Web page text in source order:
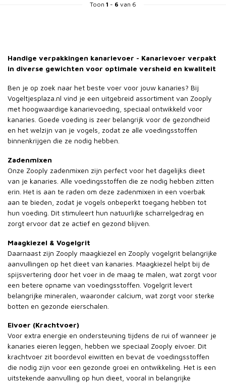
Toon 1 - 6 van 6
Handige verpakkingen kanarievoer - Kanarievoer verpakt
in diverse gewichten voor optimale versheid en kwaliteit
Ben je op zoek naar het beste voer voor jouw kanaries? Bij
Vogeltjesplaza.nl vind je een uitgebreid assortiment van Zooply
met hoogwaardige kanarievoeding, speciaal ontwikkeld voor
kanaries. Goede voeding is zeer belangrijk voor de gezondheid
en het welzijn van je vogels, zodat ze alle voedingsstoffen
binnenkrijgen die ze nodig hebben.
Zadenmixen
Onze Zooply zadenmixen zijn perfect voor het dagelijks dieet
van je kanaries. Alle voedingsstoffen die ze nodig hebben zitten
erin. Het is aan te raden om deze zadenmixen in een voerbak
aan te bieden, zodat je vogels onbeperkt toegang hebben tot
hun voeding. Dit stimuleert hun natuurlijke scharrelgedrag en
zorgt ervoor dat ze actief en gezond blijven.
Maagkiezel & Vogelgrit
Daarnaast zijn Zooply maagkiezel en Zooply vogelgrit belangrijke
aanvullingen op het dieet van kanaries. Maagkiezel helpt bij de
spijsvertering door het voer in de maag te malen, wat zorgt voor
een betere opname van voedingsstoffen. Vogelgrit levert
belangrijke mineralen, waaronder calcium, wat zorgt voor sterke
botten en gezonde eierschalen.
Eivoer (Krachtvoer)
Voor extra energie en ondersteuning tijdens de rui of wanneer je
kanaries eieren leggen, hebben we speciaal Zooply eivoer. Dit
krachtvoer zit boordevol eiwitten en bevat de voedingsstoffen
die nodig zijn voor een gezonde groei en ontwikkeling. Het is een
uitstekende aanvulling op hun dieet, vooral in belangrijke